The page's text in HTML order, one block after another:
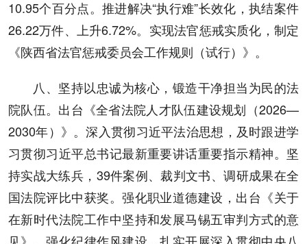
10.95个百分点。推进解决“执行难”长效化，执结案件
26.22万件、上升6.72%。实现法官惩戒实质化，制定
《陕西省法官惩戒委员会工作规则（试行）》。
八、坚持以忠诚为核心，锻造干净担当为民的法
院队伍。出台《全省法院人才队伍建设规划（2026—
2030年）》。深入贯彻习近平法治思想，及时跟进学
习贯彻习近平总书记最新重要讲话重要指示精神。坚
持实战大练兵，39件案例、裁判文书、调研成果在全
国法院评比中获奖。强化职业道德建设，出台《关于
在新时代法院工作中坚持和发展马锡五审判方式的意